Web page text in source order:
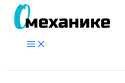
Перейти
Main